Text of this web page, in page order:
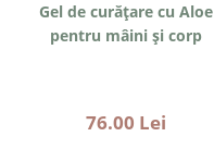
Gel de curățare cu Aloe
pentru mâini și corp
76.00 Lei